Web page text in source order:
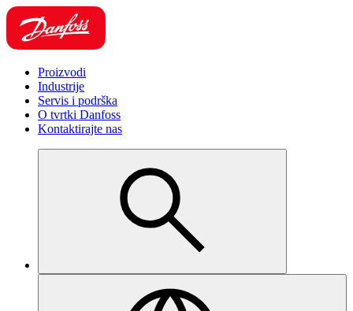
Proizvodi
Industrije
Servis i podrška
O tvrtki Danfoss
Kontaktirajte nas